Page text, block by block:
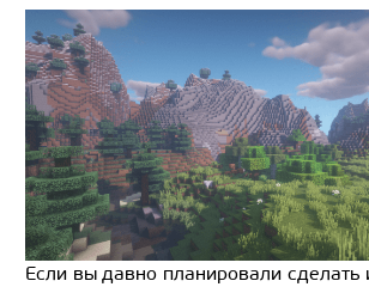
Если вы давно планировали сделать